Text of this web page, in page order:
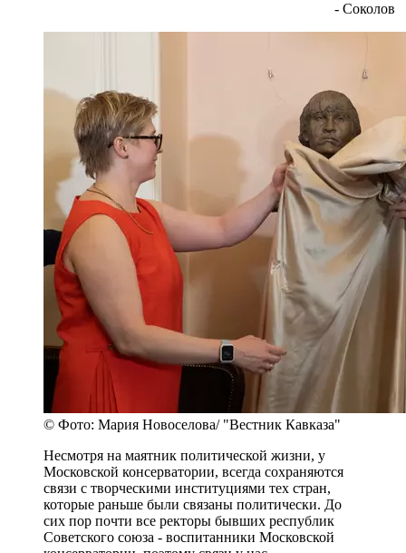
- Соколов
© Фото: Мария Новоселова/ "Вестник Кавказа"
Несмотря на маятник политической жизни, у
Московской консерватории, всегда сохраняются
связи с творческими институциями тех стран,
которые раньше были связаны политически. До
сих пор почти все ректоры бывших республик
Советского союза - воспитанники Московской